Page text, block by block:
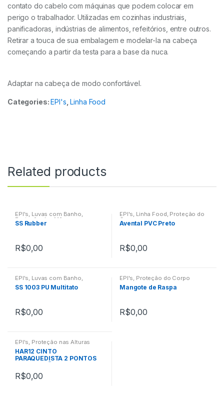
contato do cabelo com máquinas que podem colocar em
perigo o trabalhador. Utilizadas em cozinhas industriais,
panificadoras, indústrias de alimentos, refeitórios, entre outros.
Retirar a touca de sua embalagem e modelar-la na cabeça
começando a partir da testa para a base da nuca.
Adaptar na cabeça de modo confortável.
Categories:EPI's,Linha Food
Related products
EPI's, Luvas com Banho,
Proteção das Mãos
SS Rubber
R$0,00
EPI's, Linha Food, Proteção do
Corpo
Avental PVC Preto
R$0,00
EPI's, Luvas com Banho,
Proteção das Mãos
SS 1003 PU Multitato
R$0,00
EPI's, Proteção do Corpo
Mangote de Raspa
R$0,00
EPI's Proteção nas Alturas
HAR12 CINTO
PARAQUEDISTA 2 PONTOS
R$0,00